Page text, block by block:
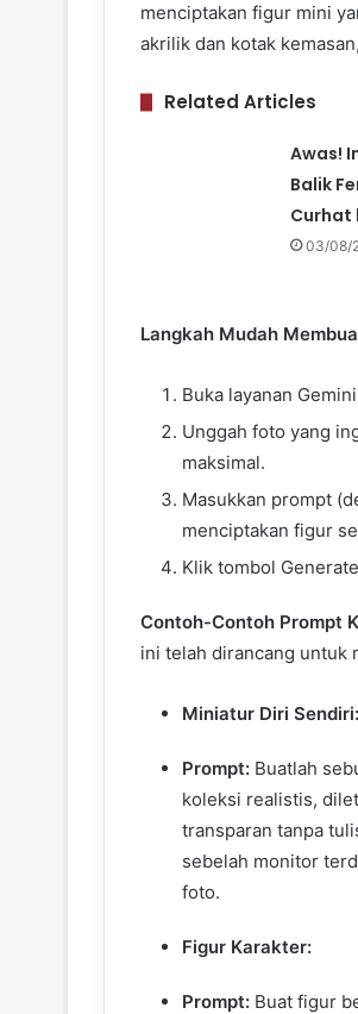
menciptakan figur mini
akrilik dan kotak
Related Articles
Awas!
Balik
Curhat
03/08/
Langkah Mudah
Buka layanan
Unggah foto yang
maksimal.
Masukkan prompt
menciptakan figur
Klik tombol
Contoh-Contoh Prompt
ini telah dirancang untuk
Miniatur Diri Sendiri:
Prompt: Buatlah
koleksi realistis,
transparan tanpa
sebelah monitor
foto.
Figur Karakter:
Prompt: Buat figur